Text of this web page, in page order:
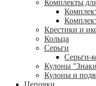
Комплекты
Крестики и
Кольца
Серьги
Серьги-
Кулоны
Кулоны и
Цепочки